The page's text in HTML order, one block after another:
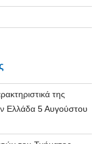
της
Ελλάδα 5 Αυγούστου